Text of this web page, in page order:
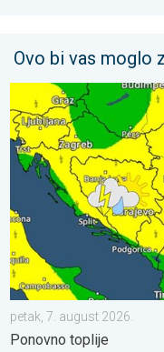
Ovo bi vas moglo
Svježije, ne i svuda.
petak, 7. august 2026.
Ponovno toplije